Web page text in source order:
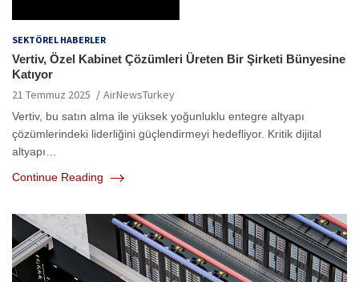
SEKTÖREL HABERLER
Vertiv, Özel Kabinet Çözümleri Üreten Bir Şirketi Bünyesine
Katıyor
21 Temmuz 2025 AirNewsTurkey
Vertiv, bu satın alma ile yüksek yoğunluklu entegre altyapı
çözümlerindeki liderliğini güçlendirmeyi hedefliyor. Kritik dijital
altyapı…
Continue Reading